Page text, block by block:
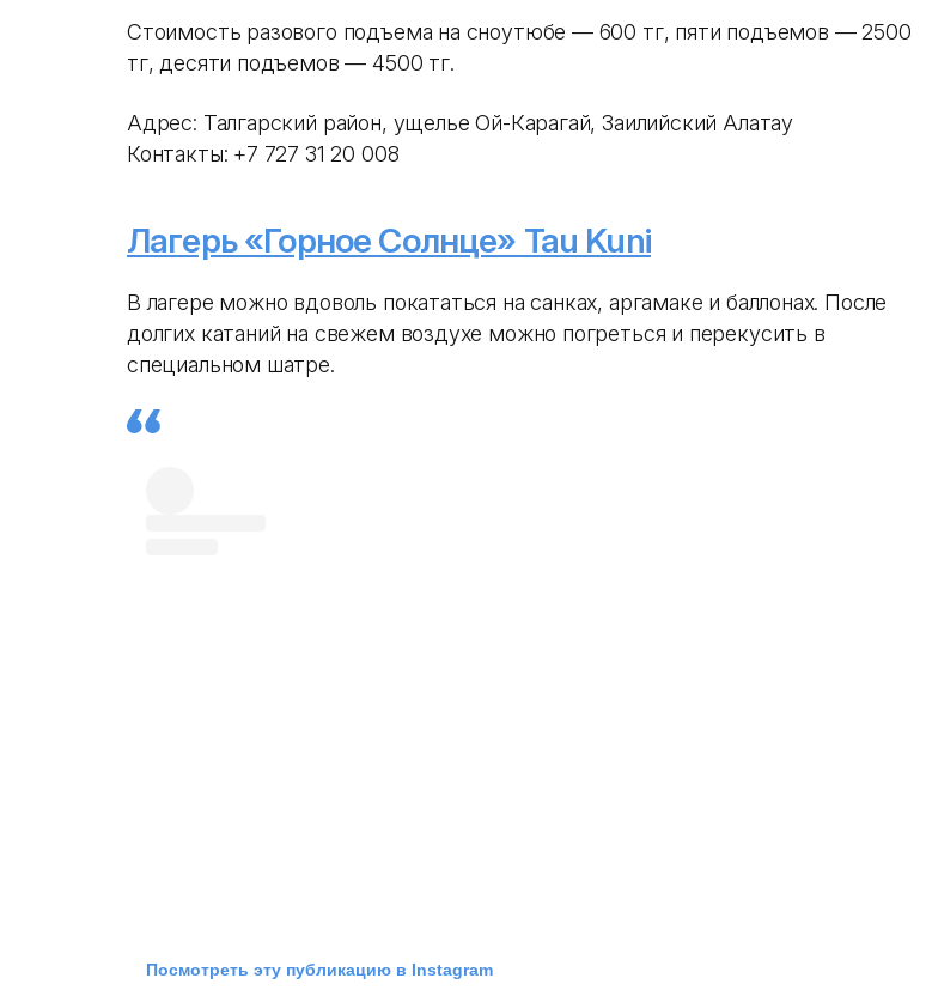
Стоимость разового подъема на сноутюбе — 600 тг, пяти подъемов — 2500
тг, десяти подъемов — 4500 тг.
Адрес: Талгарский район, ущелье Ой-Карагай, Заилийский Алатау
Контакты: +7 727 31 20 008
Лагерь «Горное Солнце» Tau Kuni
В лагере можно вдоволь покататься на санках, аргамаке и баллонах. После
долгих катаний на свежем воздухе можно погреться и перекусить в
специальном шатре.
Посмотреть эту публикацию в Instagram